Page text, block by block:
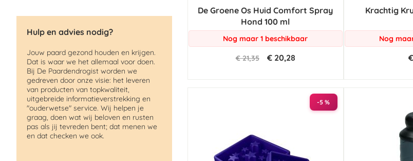
De Groene Os Huid Comfort Spray
Hond 100 ml
Nog maar 1 beschikbaar
€ 21,35 € 20,28
Krachtig
Nog
-5 %
Hulp en advies nodig?
Jouw paard gezond houden en krijgen.
Dat is waar we het allemaal voor doen.
Bij De Paardendrogist worden we
gedreven door onze visie: het leveren
van producten van topkwaliteit,
uitgebreide informatieverstrekking en
"ouderwetse" service. Wij helpen je
graag, doen wat wij beloven en rusten
pas als jij tevreden bent; dat menen we
en dat checken we ook.